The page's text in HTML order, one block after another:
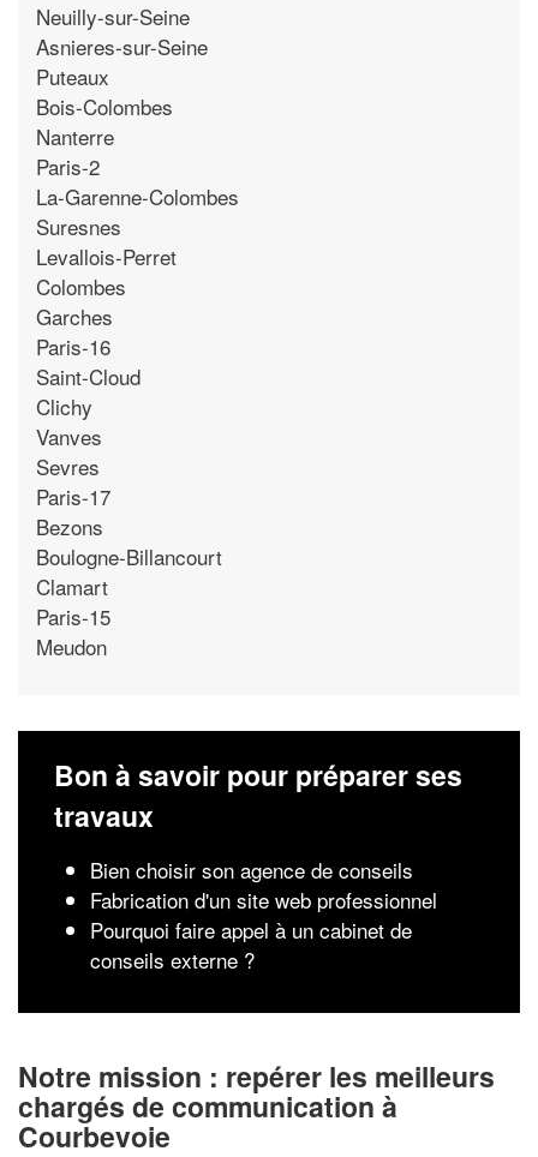
Neuilly-sur-Seine
Asnieres-sur-Seine
Puteaux
Bois-Colombes
Nanterre
Paris-2
La-Garenne-Colombes
Suresnes
Levallois-Perret
Colombes
Garches
Paris-16
Saint-Cloud
Clichy
Vanves
Sevres
Paris-17
Bezons
Boulogne-Billancourt
Clamart
Paris-15
Meudon
Bon à savoir pour préparer ses
travaux
Bien choisir son agence de conseils
Fabrication d'un site web professionnel
Pourquoi faire appel à un cabinet de
conseils externe ?
Notre mission : repérer les meilleurs
chargés de communication à
Courbevoie